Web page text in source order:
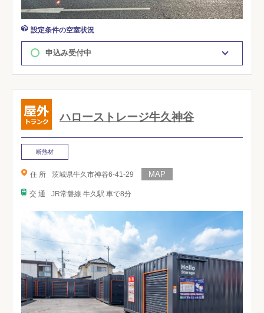
設定条件の空室状況
申込み受付中
ハローストレージ牛久神谷
断熱材
住 所 茨城県牛久市神谷6-41-29
交 通 JR常磐線 牛久駅 車で8分